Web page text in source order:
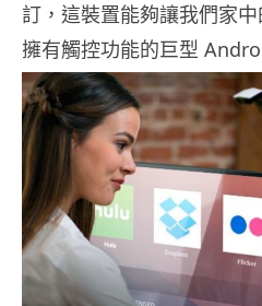
訂，這裝置能夠讓我們家
擁有觸控功能的巨型